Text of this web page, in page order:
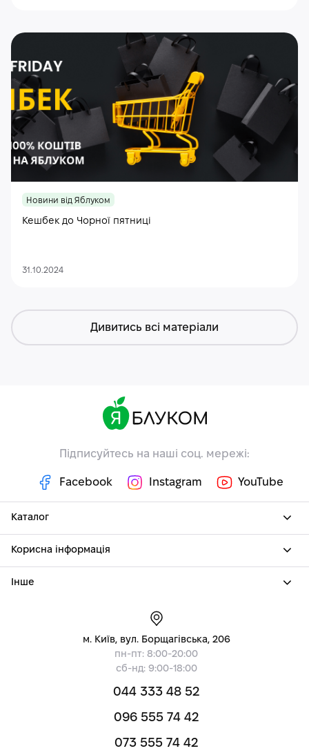
Новини від Яблуком
Кешбек до Чорної пятниці
31.10.2024
Дивитись всі матеріали
Підписуйтесь на наші соц. мережі:
Facebook Instagram YouTube
Каталог
Корисна інформація
Інше
м. Київ, вул. Борщагівська, 206
пн-пт: 8:00-20:00
сб-нд: 9:00-18:00
044 333 48 52
096 555 74 42
073 555 74 42